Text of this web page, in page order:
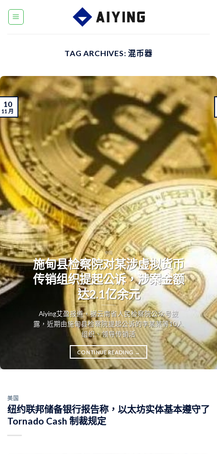
TAG ARCHIVES:混币器
中国
施甸县检察院对某涉虚拟货币
传销组织提起公诉，涉案金额
达2.1亿余元
Aiying艾盈报道，据云南省人民检察院公众号披
露，近期由施甸县检察院提起公诉的李某某等10人
组织、领导传销活
CONTINUE READING→
10
11 月
美国
纽约联邦储备银行报告称，以太坊实体基本遵守了
Tornado Cash 制裁规定